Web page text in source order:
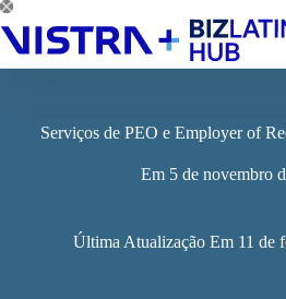
Pular
para
conteúdo
Serviços de PEO e Employer of
Em 5 de novembro
Última Atualização Em 11 de